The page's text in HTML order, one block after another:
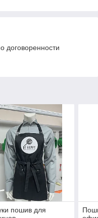
договоренности
пошив для